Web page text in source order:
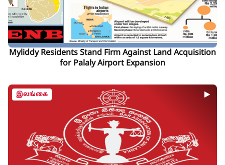
Myliddy Residents Stand Firm Against Land Acquisition
for Palaly Airport Expansion
இலங்கை